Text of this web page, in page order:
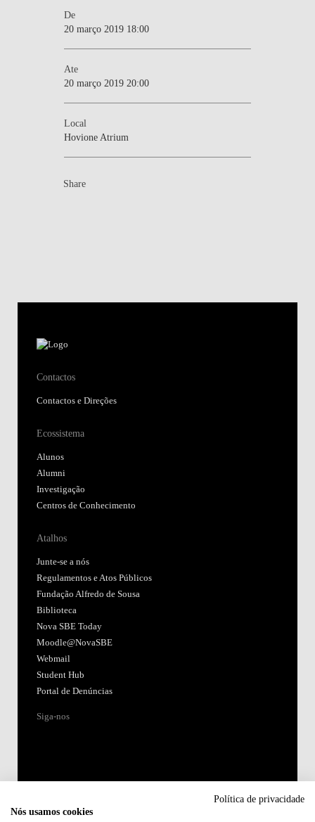
De
20 março 2019 18:00
Ate
20 março 2019 20:00
Local
Hovione Atrium
Share
Contactos
Contactos e Direções
Ecossistema
Alunos
Alumni
Investigação
Centros de Conhecimento
Atalhos
Junte-se a nós
Regulamentos e Atos Públicos
Fundação Alfredo de Sousa
Biblioteca
Nova SBE Today
Moodle@NovaSBE
Webmail
Student Hub
Portal de Denúncias
Siga-nos
Política de privacidade
Nós usamos cookies